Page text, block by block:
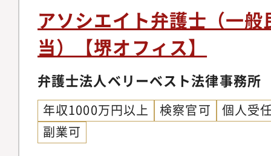
朗会計とクライアン
ブルな料金体系を構
ニーズに応じ、今後
以上に大きく切り込
ます。【サポート制
金請求、離婚問題、
産相続、労働問題、
外国人のビザ申請【
の】◆幅広い分野/豊
ているパラリーガル
士が多くの案件に専
アソシエイト弁護士（一
当）【堺オフィス】
弁護士法人ベリーベスト法律事務所
年収1000万円以上 検察官可
個人受
副業可